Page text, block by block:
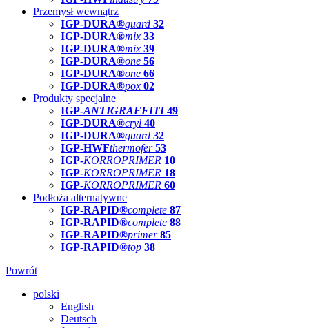
Przemysł wewnątrz
IGP-DURA®guard 32
IGP-DURA®mix 33
IGP-DURA®mix 39
IGP-DURA®one 56
IGP-DURA®one 66
IGP-DURA®pox 02
Produkty specjalne
IGP-ANTIGRAFFITI49
IGP-DURA®cryl 40
IGP-DURA®guard 32
IGP-HWFthermofer 53
IGP-KORROPRIMER 10
IGP-KORROPRIMER 18
IGP-KORROPRIMER 60
Podłoża alternatywne
IGP-RAPID®complete 87
IGP-RAPID®complete 88
IGP-RAPID®primer 85
IGP-RAPID®top 38
Powrót
polski
English
Deutsch